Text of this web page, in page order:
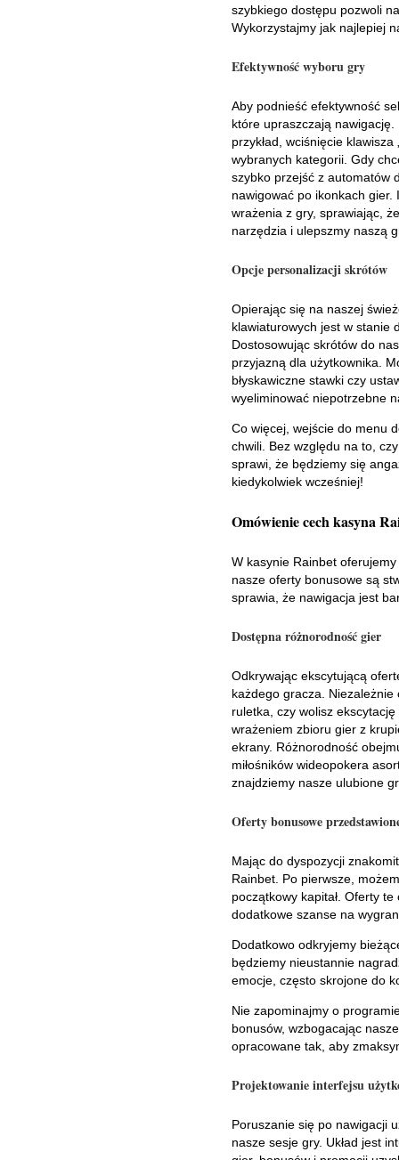
szybkiego dostępu pozwoli
Wykorzystajmy jak najlepiej
Efektywność wyboru gry
Aby podnieść efektywność
które upraszczają
przykład, wciśnięcie
wybranych kategorii. Gdy
szybko przejść z automatów
nawigować po ikonkach
wrażenia z gry, sprawiając,
narzędzia i ulepszmy naszą
Opcje personalizacji skrótów
Opierając się na naszej
klawiaturowych jest w stanie
Dostosowując skrótów do
przyjazną dla użytkownika.
błyskawiczne stawki czy
wyeliminować niepotrzebne
Co więcej, wejście do menu
chwili. Bez względu na to,
sprawi, że będziemy się
kiedykolwiek wcześniej!
Omówienie cech kasyna
W kasynie Rainbet
nasze oferty bonusowe są
sprawia, że nawigacja jest
Dostępna różnorodność gier
Odkrywając ekscytującą
każdego gracza.
ruletka, czy wolisz
wrażeniem zbioru gier z
ekrany. Różnorodność
miłośników wideopokera
znajdziemy nasze ulubione
Oferty bonusowe
Mając do dyspozycji
Rainbet. Po pierwsze,
początkowy kapitał. Oferty
dodatkowe szanse na
Dodatkowo odkryjemy
będziemy nieustannie
emocje, często skrojone do
Nie zapominajmy o
bonusów, wzbogacając
opracowane tak, aby
Projektowanie interfejsu
Poruszanie się po nawigacji
nasze sesje gry. Układ jest